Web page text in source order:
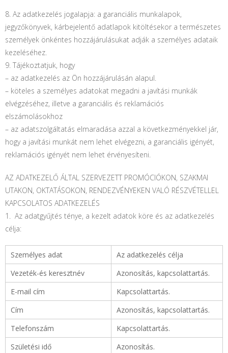
8. Az adatkezelés jogalapja: a garanciális munkalapok,
jegyzőkönyvek, kárbejelentő adatlapok kitöltésekor a természetes
személyek önkéntes hozzájárulásukat adják a személyes adataik
kezeléséhez.
9. Tájékoztatjuk, hogy
– az adatkezelés az Ön hozzájárulásán alapul.
– köteles a személyes adatokat megadni a javítási munkák
elvégzéséhez, illetve a garanciális és reklamációs
elszámolásokhoz
– az adatszolgáltatás elmaradása azzal a következményekkel jár,
hogy a javítási munkát nem lehet elvégezni, a garanciális igényét,
reklamációs igényét nem lehet érvényesíteni.
AZ ADATKEZELŐ ÁLTAL SZERVEZETT PROMÓCIÓKON, SZAKMAI
UTAKON, OKTATÁSOKON, RENDEZVÉNYEKEN VALÓ RÉSZVÉTELLEL
KAPCSOLATOS ADATKEZELÉS
1. Az adatgyűjtés ténye, a kezelt adatok köre és az adatkezelés
célja:
Személyes adat
Az adatkezelés célja
Vezeték-és keresztnév
Azonosítás, kapcsolattartás.
E-mail cím
Kapcsolattartás.
Cím
Azonosítás, kapcsolattartás.
Telefonszám
Kapcsolattartás.
Születési idő
Azonosítás.